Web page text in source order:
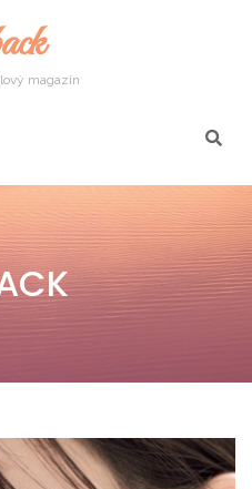
magazín